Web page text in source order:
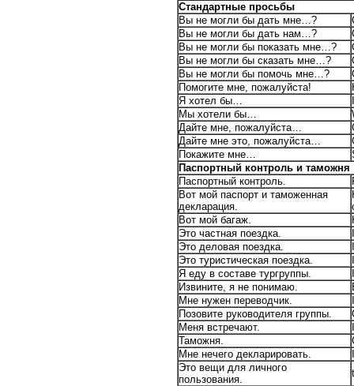
Стандартные просьбы
Вы не могли бы дать мне…?
Вы не могли бы дать нам…?
Вы не могли бы показать мне…?
Вы не могли бы сказать мне…?
Вы не могли бы помочь мне…?
Помогите мне, пожалуйста!
Я хотел бы…
Мы хотели бы…
Дайте мне, пожалуйста…
Дайте мне это, пожалуйста…
Покажите мне…
Паспортный контроль и таможня
Паспортный контроль.
Вот мой паспорт и таможенная
декларация.
Вот мой багаж.
Это частная поездка.
Это деловая поездка.
Это туристическая поездка.
Я еду в составе тургруппы.
Извините, я не понимаю.
Мне нужен переводчик.
Позовите руководителя группы.
Меня встречают.
Таможня.
Мне нечего декларировать.
Это вещи для личного
пользования.